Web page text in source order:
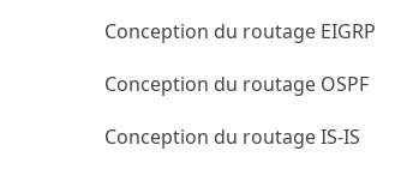
Conception du routage EIGRP
Conception du routage OSPF
Conception du routage IS-IS